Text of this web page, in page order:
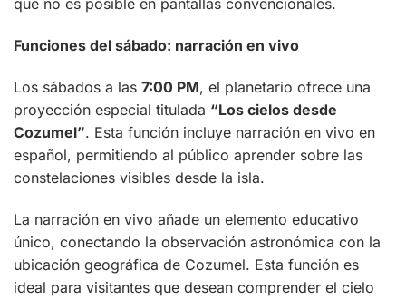
que no es posible en pantallas convencionales.
Funciones del sábado: narración en vivo
Los sábados a las 7:00 PM, el planetario ofrece una
proyección especial titulada “Los cielos desde
Cozumel”. Esta función incluye narración en vivo en
español, permitiendo al público aprender sobre las
constelaciones visibles desde la isla.
La narración en vivo añade un elemento educativo
único, conectando la observación astronómica con la
ubicación geográfica de Cozumel. Esta función es
ideal para visitantes que desean comprender el cielo